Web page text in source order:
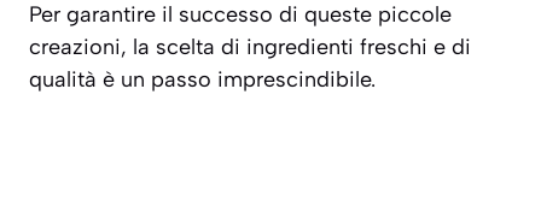
Per garantire il successo di queste piccole
creazioni, la scelta di ingredienti freschi e di
qualità è un passo imprescindibile.